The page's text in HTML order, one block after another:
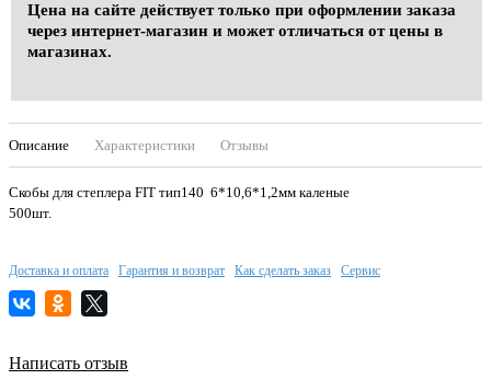
Цена на сайте действует только при оформлении заказа
через интернет-магазин и может отличаться от цены в
магазинах.
Описание Характеристики Отзывы
Скобы для степлера FIT тип140 6*10,6*1,2мм каленые
500шт.
Доставка и оплата Гарантия и возврат Как сделать заказ Сервис
Написать отзыв